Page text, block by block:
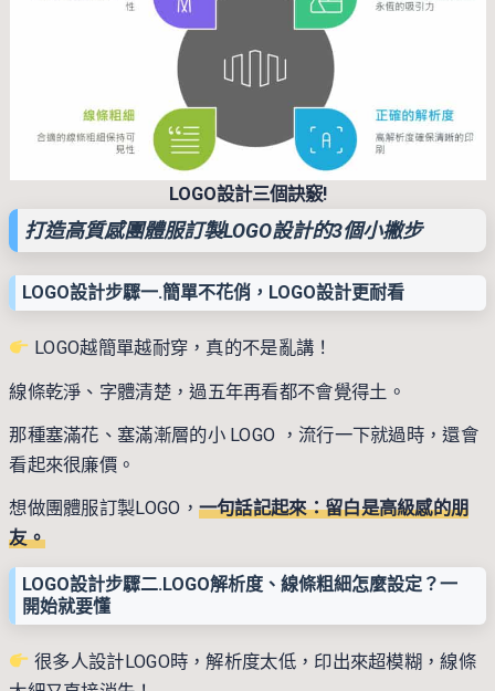
LOGO設計三個訣竅!
打造高質感團體服訂製LOGO設計的3個小撇步
LOGO設計步驟一.簡單不花俏，LOGO設計更耐看
LOGO越簡單越耐穿，真的不是亂講！
線條乾淨、字體清楚，過五年再看都不會覺得土。
那種塞滿花、塞滿漸層的小 LOGO ，流行一下就過時，還會
看起來很廉價。
想做團體服訂製LOGO， 一句話記起來：留白是高級感的朋
友。
LOGO設計步驟二.LOGO解析度、線條粗細怎麼設定？一
開始就要懂
很多人設計LOGO時，解析度太低，印出來超模糊，線條